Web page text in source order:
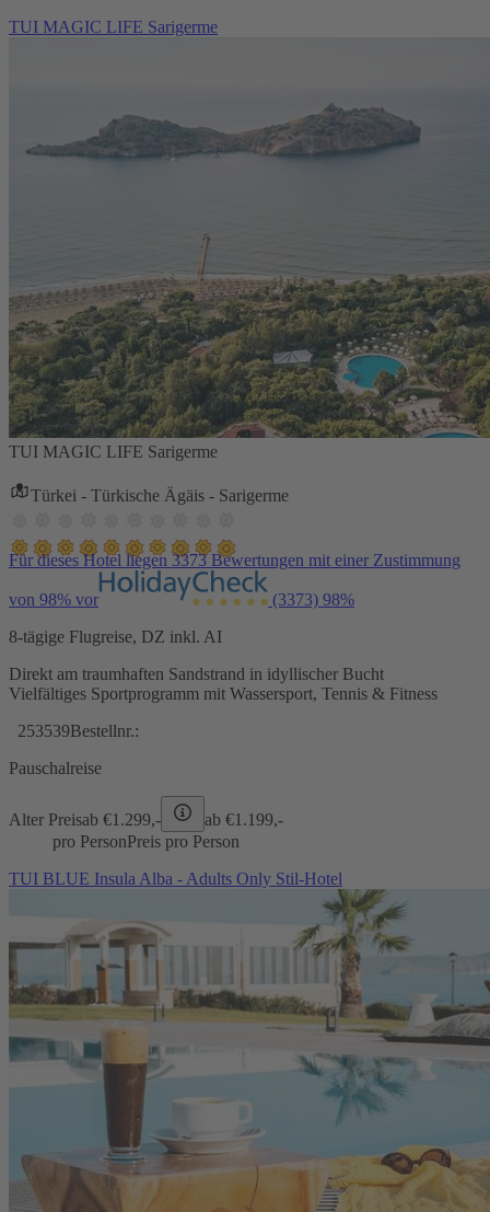
TUI MAGIC LIFE Sarigerme
TUI MAGIC LIFE Sarigerme
Türkei - Türkische Ägäis - Sarigerme
Für dieses Hotel liegen 3373 Bewertungen mit einer Zustimmung
von 98% vor (3373) 98%
8-tägige Flugreise, DZ inkl. AI
Direkt am traumhaften Sandstrand in idyllischer Bucht
Vielfältiges Sportprogramm mit Wassersport, Tennis & Fitness
253539Bestellnr.:
Pauschalreise
Alter Preisab €1.299,- ab €1.199,-
pro PersonPreis pro Person
TUI BLUE Insula Alba - Adults Only Stil-Hotel